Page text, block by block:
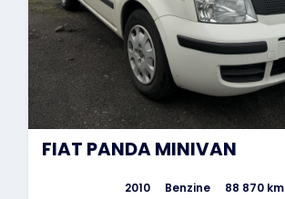
FIAT PANDA MINIVAN
2010 Benzine 88 870 km